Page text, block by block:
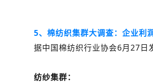
5、棉纺织集群大调查：企业利
据中国棉纺织行业协会6月27日
纺纱集群：